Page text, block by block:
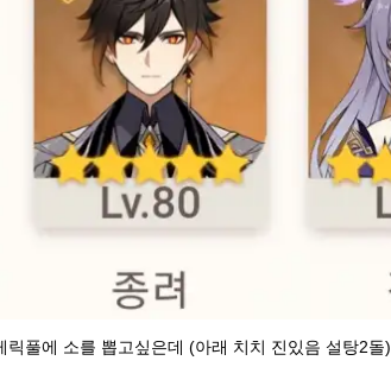
릭풀에 소를 뽑고싶은데 (아래 치치 진있음 설탕2돌)